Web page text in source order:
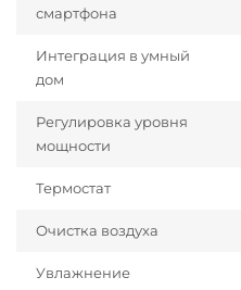
смартфона
Интеграция в умный
дом
Регулировка уровня
мощности
Термостат
Очистка воздуха
Увлажнение